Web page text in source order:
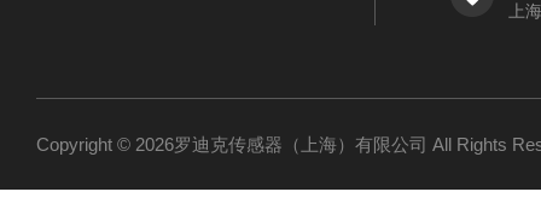
上
Copyright © 2026罗迪克传感器（上海）有限公司 All Rights